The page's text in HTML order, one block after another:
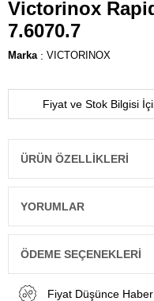
Victorinox
7.6070.7
Marka : VICTORINOX
Fiyat ve Stok Bilgisi
ÜRÜN ÖZELLIKLERI
YORUMLAR
ÖDEME SEÇENEKLERI
Fiyat Düşünce